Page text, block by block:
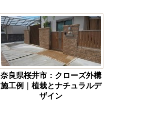
奈良県桜井市：クローズ外構
施工例｜植栽とナチュラルデ
ザイン